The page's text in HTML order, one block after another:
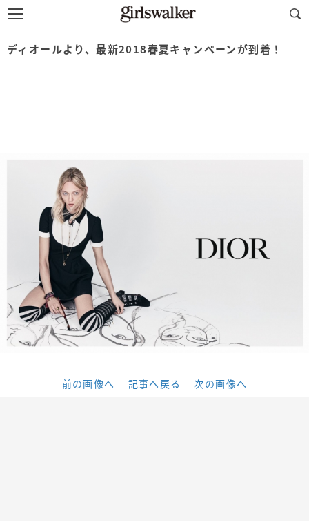
ディオールより、最新2018春夏キャンペーンが到着！
前の画像へ 記事へ戻る 次の画像へ